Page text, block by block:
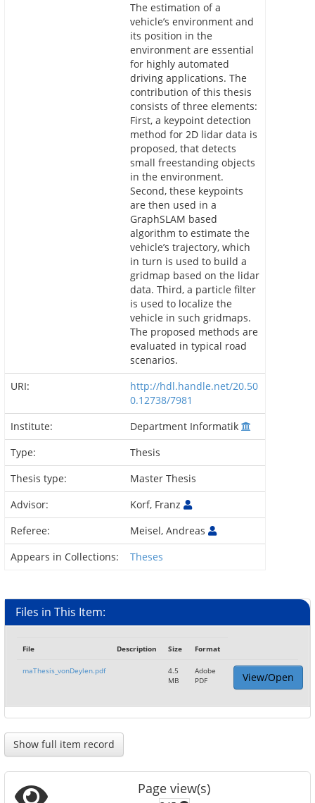
The estimation of a
vehicle’s environment and
its position in the
environment are essential
for highly automated
driving applications. The
contribution of this thesis
consists of three elements:
First, a keypoint detection
method for 2D lidar data is
proposed, that detects
small freestanding objects
in the environment.
Second, these keypoints
are then used in a
GraphSLAM based
algorithm to estimate the
vehicle’s trajectory, which
in turn is used to build a
gridmap based on the lidar
data. Third, a particle filter
is used to localize the
vehicle in such gridmaps.
The proposed methods are
evaluated in typical road
scenarios.
URI:
http://hdl.handle.net/20.50
0.12738/7981
Institute:
Department Informatik
Type:
Thesis
Thesis type:
Master Thesis
Advisor:
Korf, Franz
Referee:
Meisel, Andreas
Appears in Collections:
Theses
Files in This Item:
File Description Size Format
maThesis_vonDeylen.pdf
4.5
MB
Adobe
PDF
View/Open
Show full item record
Page view(s)